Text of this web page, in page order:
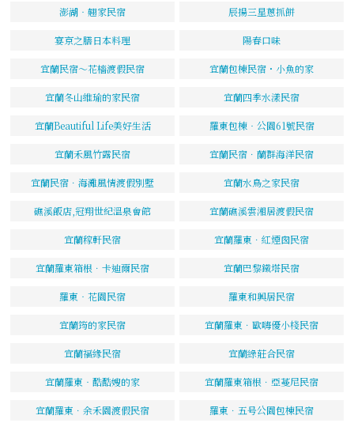
澎湖‧翹家民宿 辰揚三星蔥抓餅
宴京之膳日本料理 陽春口味
宜蘭民宿～花檣渡假民宿 宜蘭包棟民宿・小魚的家
宜蘭冬山維瑜的家民宿 宜蘭四季水漾民宿
宜蘭Beautiful Life美好生活 羅東包棟‧公園61號民宿
宜蘭禾風竹露民宿 宜蘭民宿．蘭群海洋民宿
宜蘭民宿．海灘風情渡假別墅 宜蘭水鳥之家民宿
礁溪飯店,冠翔世紀溫泉會館 宜蘭礁溪雲湘居渡假民宿
宜蘭稼軒民宿 宜蘭羅東．紅煙囪民宿
宜蘭羅東箱根．卡迪爾民宿 宜蘭巴黎鐵塔民宿
羅東‧花園民宿 羅東和興居民宿
宜蘭筠的家民宿 宜蘭羅東．歐嗨優小棧民宿
宜蘭福緣民宿 宜蘭綠莊合民宿
宜蘭羅東‧酷酷嫂的家 宜蘭羅東箱根．亞蔓尼民宿
宜蘭羅東．余禾園渡假民宿 羅東．五号公園包棟民宿